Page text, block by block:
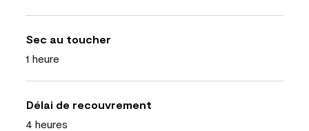
Sec au toucher
1 heure
Délai de recouvrement
4 heures